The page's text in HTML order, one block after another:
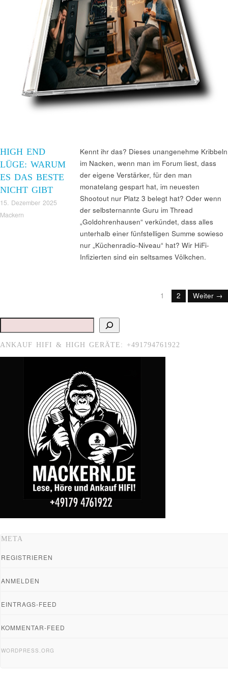
HIGH END
LÜGE: WARUM
ES DAS BESTE
NICHT GIBT
15. Dezember 2025
Mackern
Kennt ihr das? Dieses unangenehme Kribbeln
im Nacken, wenn man im Forum liest, dass
der eigene Verstärker, für den man
monatelang gespart hat, im neuesten
Shootout nur Platz 3 belegt hat? Oder wenn
der selbsternannte Guru im Thread
„Goldohrenhausen“ verkündet, dass alles
unterhalb einer fünfstelligen Summe sowieso
nur „Küchenradio-Niveau“ hat? Wir HiFi-
Infizierten sind ein seltsames Völkchen.
1 2 Weiter →
Suchen
ANKAUF HIFI & HIGH GERÄTE: +491794761922
META
REGISTRIEREN
ANMELDEN
EINTRAGS-FEED
KOMMENTAR-FEED
WORDPRESS.ORG